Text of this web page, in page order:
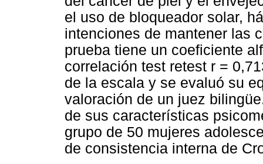
el uso de bloqueador solar,
intenciones de mantener las
prueba tiene un coeficiente
correlación test retest r =
de la escala y se evaluó su
valoración de un juez
de sus características
grupo de 50 mujeres
de consistencia interna de